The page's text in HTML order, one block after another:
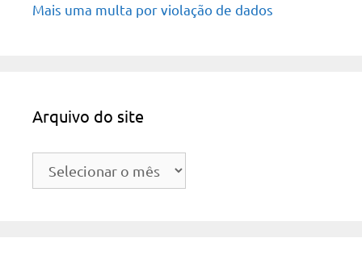
Mais uma multa por violação de dados
Arquivo do site
Arquivo